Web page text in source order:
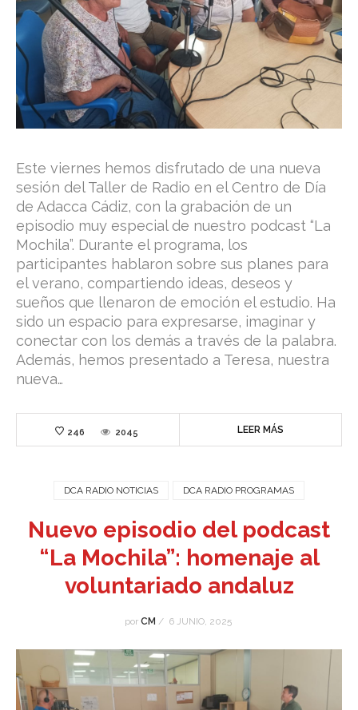
Este viernes hemos disfrutado de una nueva
sesión del Taller de Radio en el Centro de Día
de Adacca Cádiz, con la grabación de un
episodio muy especial de nuestro podcast “La
Mochila”. Durante el programa, los
participantes hablaron sobre sus planes para
el verano, compartiendo ideas, deseos y
sueños que llenaron de emoción el estudio. Ha
sido un espacio para expresarse, imaginar y
conectar con los demás a través de la palabra.
Además, hemos presentado a Teresa, nuestra
nueva…
246 2045 LEER MÁS
DCA RADIO NOTICIAS DCA RADIO PROGRAMAS
Nuevo episodio del podcast
“La Mochila”: homenaje al
voluntariado andaluz
por CM / 6 JUNIO, 2025